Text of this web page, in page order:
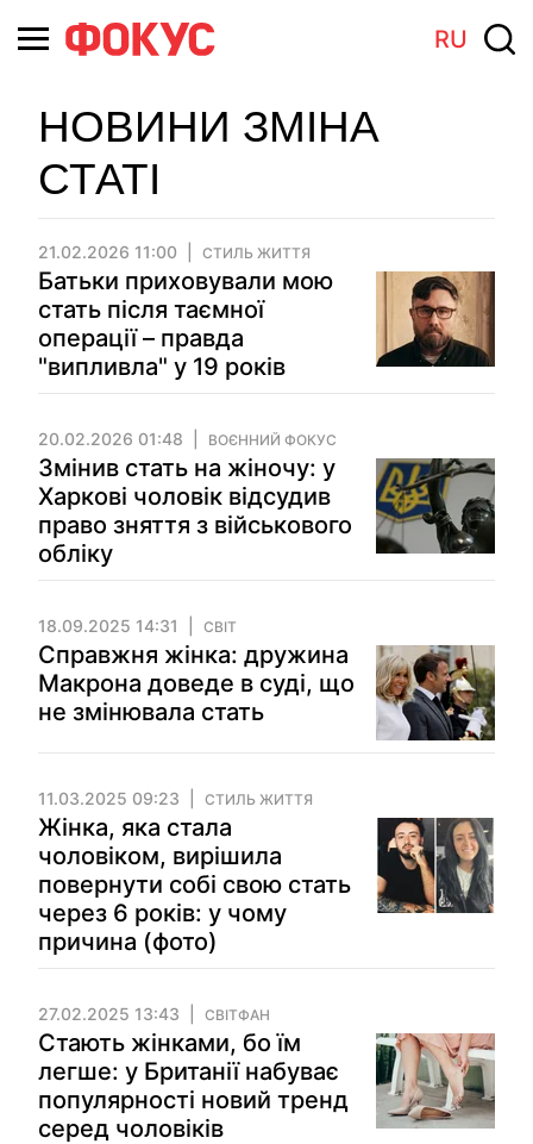
RU
НОВИНИ ЗМІНА
СТАТІ
21.02.2026 11:00 СТИЛЬ ЖИТТЯ
Батьки приховували мою
стать після таємної
операції – правда
"випливла" у 19 років
20.02.2026 01:48 ВОЄННИЙ ФОКУС
Змінив стать на жіночу: у
Харкові чоловік відсудив
право зняття з військового
обліку
18.09.2025 14:31 СВІТ
Справжня жінка: дружина
Макрона доведе в суді, що
не змінювала стать
11.03.2025 09:23 СТИЛЬ ЖИТТЯ
Жінка, яка стала
чоловіком, вирішила
повернути собі свою стать
через 6 років: у чому
причина (фото)
27.02.2025 13:43 СВІТФАН
Стають жінками, бо їм
легше: у Британії набуває
популярності новий тренд
серед чоловіків